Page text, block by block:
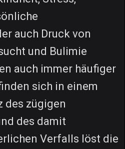
auch Druck von
und Bulimie
auch immer häufiger
sich in einem
des zügigen
des damit
Verfalls löst die